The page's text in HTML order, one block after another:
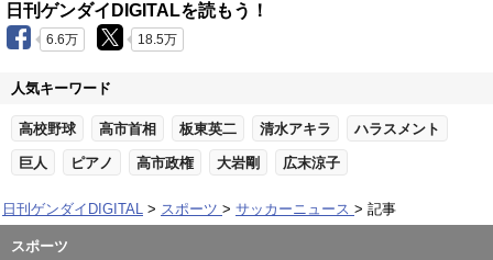
日刊ゲンダイDIGITALを読もう！
6.6万 18.5万
人気キーワード
高校野球 高市首相 板東英二 清水アキラ ハラスメント
巨人 ピアノ 高市政権 大岩剛 広末涼子
日刊ゲンダイDIGITAL スポーツ サッカーニュース 記事
スポーツ